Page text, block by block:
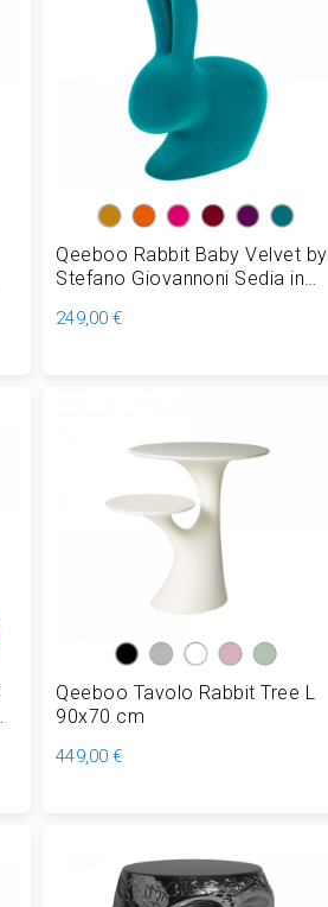
Qeeboo Rabbit Baby Velvet by
Stefano Giovannoni Sedia in
249,00 €
Qeeboo Tavolo Rabbit Tree L
90x70 cm
449,00 €